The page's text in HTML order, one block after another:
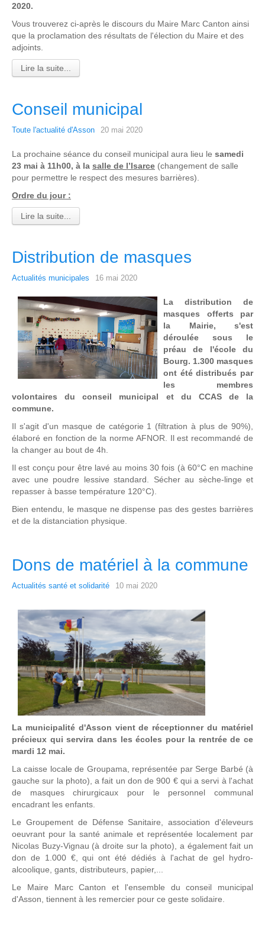
2020.
Vous trouverez ci-après le discours du Maire Marc Canton ainsi
que la proclamation des résultats de l'élection du Maire et des
adjoints.
Lire la suite...
Conseil municipal
Toute l'actualité d'Asson 20 mai 2020
La prochaine séance du conseil municipal aura lieu le samedi
23 mai à 11h00, à la salle de l’Isarce (changement de salle
pour permettre le respect des mesures barrières).
Ordre du jour :
Lire la suite...
Distribution de masques
Actualités municipales 16 mai 2020
La distribution de
masques offerts par
la Mairie, s'est
déroulée sous le
préau de l'école du
Bourg. 1.300 masques
ont été distribués par
les membres
volontaires du conseil municipal et du CCAS de la
commune.
Il s'agit d'un masque de catégorie 1 (filtration à plus de 90%),
élaboré en fonction de la norme AFNOR. Il est recommandé de
la changer au bout de 4h.
Il est conçu pour être lavé au moins 30 fois (à 60°C en machine
avec une poudre lessive standard. Sécher au sèche-linge et
repasser à basse température 120°C).
Bien entendu, le masque ne dispense pas des gestes barrières
et de la distanciation physique.
Dons de matériel à la commune
Actualités santé et solidarité 10 mai 2020
La municipalité d'Asson vient de réceptionner du matériel
précieux qui servira dans les écoles pour la rentrée de ce
mardi 12 mai.
La caisse locale de Groupama, représentée par Serge Barbé (à
gauche sur la photo), a fait un don de 900 € qui a servi à l'achat
de masques chirurgicaux pour le personnel communal
encadrant les enfants.
Le Groupement de Défense Sanitaire, association d'éleveurs
oeuvrant pour la santé animale et représentée localement par
Nicolas Buzy-Vignau (à droite sur la photo), a également fait un
don de 1.000 €, qui ont été dédiés à l'achat de gel hydro-
alcoolique, gants, distributeurs, papier,...
Le Maire Marc Canton et l'ensemble du conseil municipal
d'Asson, tiennent à les remercier pour ce geste solidaire.